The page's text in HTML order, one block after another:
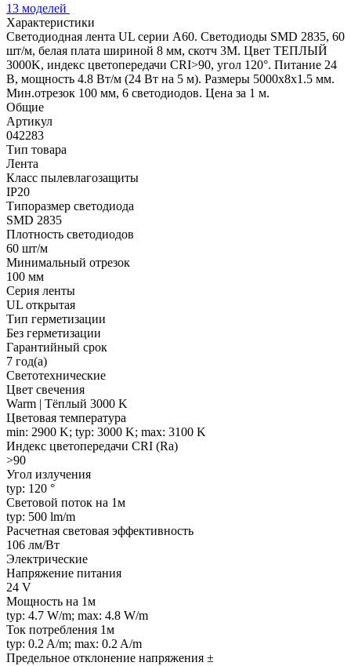
13 моделей
Характеристики
Светодиодная лента UL серии A60. Светодиоды SMD 2835, 60
шт/м, белая плата шириной 8 мм, скотч 3M. Цвет ТЕПЛЫЙ
3000K, индекс цветопередачи CRI>90, угол 120°. Питание 24
В, мощность 4.8 Вт/м (24 Вт на 5 м). Размеры 5000x8x1.5 мм.
Мин.отрезок 100 мм, 6 светодиодов. Цена за 1 м.
Общие
Артикул
042283
Тип товара
Лента
Класс пылевлагозащиты
IP20
Типоразмер светодиода
SMD 2835
Плотность светодиодов
60 шт/м
Минимальный отрезок
100 мм
Серия ленты
UL открытая
Тип герметизации
Без герметизации
Гарантийный срок
7 год(а)
Светотехнические
Цвет свечения
Warm | Тёплый 3000 K
Цветовая температура
min: 2900 K; typ: 3000 K; max: 3100 K
Индекс цветопередачи CRI (Ra)
>90
Угол излучения
typ: 120 °
Световой поток на 1м
typ: 500 lm/m
Расчетная световая эффективность
106 лм/Вт
Электрические
Напряжение питания
24 V
Мощность на 1м
typ: 4.7 W/m; max: 4.8 W/m
Ток потребления 1м
typ: 0.2 A/m; max: 0.2 A/m
Предельное отклонение напряжения ±